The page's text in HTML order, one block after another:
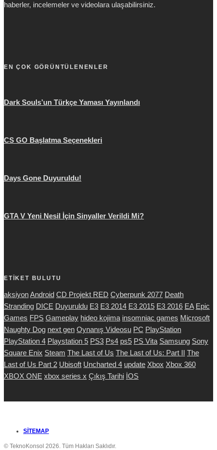
haberler, incelemeler ve videolara ulaşabilirsiniz.
EN ÇOK GÖRÜNTÜLENENLER
Dark Souls’un Türkçe Yaması Yayınlandı
CS GO Başlatma Seçenekleri
Days Gone Duyuruldu!
GTA V Yeni Nesil İçin Sinyaller Verildi Mi?
ETİKET BULUTU
aksiyonAndroid CD Projekt RED Cyberpunk 2077 Death
Stranding DICE Duyuruldu E3 E3 2014 E3 2015 E3 2016 EA Epic
Games FPS Gameplay hideo kojima insomniac games Microsoft
Naughty Dog next gen Oynanış Videosu PC PlayStation
PlayStation 4 Playstation 5 PS3 Ps4 ps5 PS Vita Samsung Sony
Square Enix Steam The Last of Us The Last of Us: Part II The
Last of Us Part 2 Ubisoft Uncharted 4 update Xbox Xbox 360
XBOX ONE xbox series x Çıkış Tarihi İOS
SITEMAP
© TeknoKonsol 2026. Tüm Hakları Saklıdır.